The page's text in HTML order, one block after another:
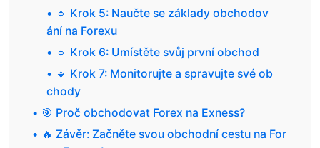
🔹 Krok 5: Naučte se základy obchodov
ání na Forexu
🔹 Krok 6: Umístěte svůj první obchod
🔹 Krok 7: Monitorujte a spravujte své ob
chody
🎯 Proč obchodovat Forex na Exness?
🔥 Závěr: Začněte svou obchodní cestu na For